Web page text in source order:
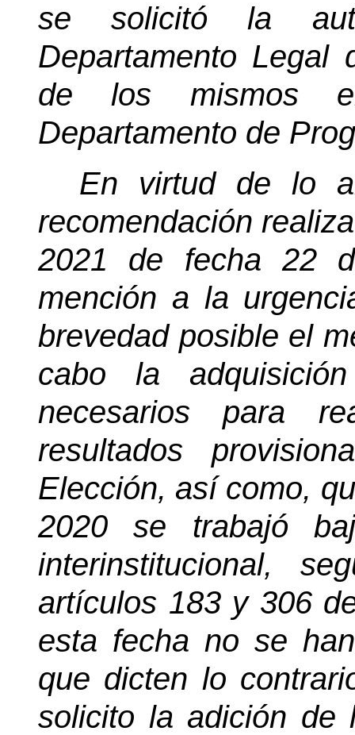
se solicitó la
Departamento Legal
de los mismos
Departamento de
En virtud de lo
recomendación
2021 de fecha 22
mención a la
brevedad posible el
cabo la
necesarios para
resultados
Elección, así como,
2020 se trabajó
interinstitucional,
artículos 183 y 306
esta fecha no se
que dicten lo
solicito la adición de